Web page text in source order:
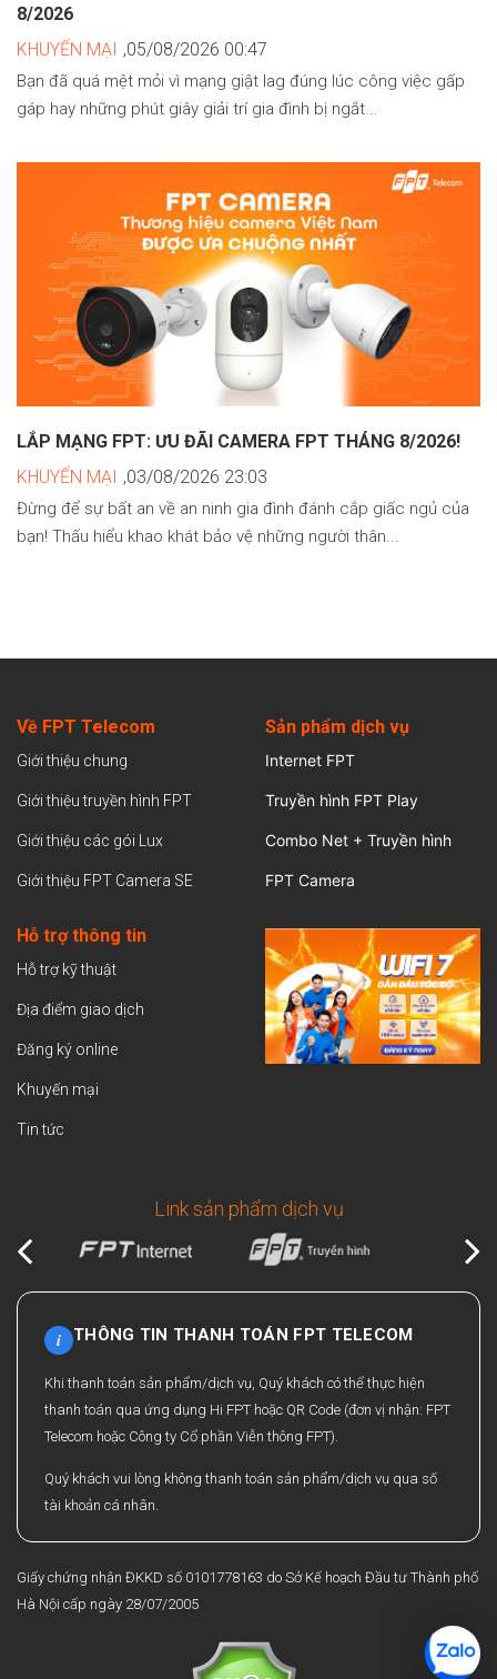
8/2026
KHUYẾN MẠI ,05/08/2026 00:47
Bạn đã quá mệt mỏi vì mạng giật lag đúng lúc công việc gấp
gáp hay những phút giây giải trí gia đình bị ngắt...
LẮP MẠNG FPT: ƯU ĐÃI CAMERA FPT THÁNG 8/2026!
KHUYẾN MẠI ,03/08/2026 23:03
Đừng để sự bất an về an ninh gia đình đánh cắp giấc ngủ của
bạn! Thấu hiểu khao khát bảo vệ những người thân...
Về FPT Telecom
Giới thiệu chung
Giới thiệu truyền hình FPT
Giới thiệu các gói Lux
Giới thiệu FPT Camera SE
Sản phẩm dịch vụ
Internet FPT
Truyền hình FPT Play
Combo Net + Truyền hình
FPT Camera
Hỗ trợ thông tin
Hỗ trợ kỹ thuật
Địa điểm giao dịch
Đăng ký online
Khuyến mại
Tin tức
Link sản phẩm dịch vụ
i THÔNG TIN THANH TOÁN FPT TELECOM
Khi thanh toán sản phẩm/dịch vụ, Quý khách có thể thực hiện
thanh toán qua ứng dụng Hi FPT hoặc QR Code (đơn vị nhận: FPT
Telecom hoặc Công ty Cổ phần Viễn thông FPT).
Quý khách vui lòng không thanh toán sản phẩm/dịch vụ qua số
tài khoản cá nhân.
Giấy chứng nhận ĐKKD số 0101778163 do Sở Kế hoạch Đầu tư Thành phố
Hà Nội cấp ngày 28/07/2005